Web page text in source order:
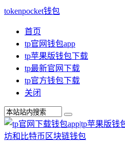
tokenpocket钱包
首页
tp官网钱包app
tp苹果版钱包下载
tp最新官网下载
tp官方钱包下载
关闭